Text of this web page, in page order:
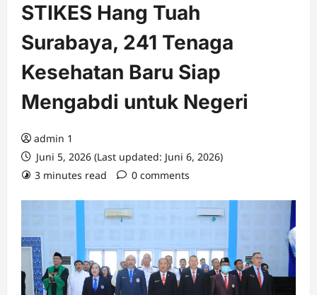
STIKES Hang Tuah
Surabaya, 241 Tenaga
Kesehatan Baru Siap
Mengabdi untuk Negeri
admin 1
Juni 5, 2026 (Last updated: Juni 6, 2026)
3 minutes read
0 comments